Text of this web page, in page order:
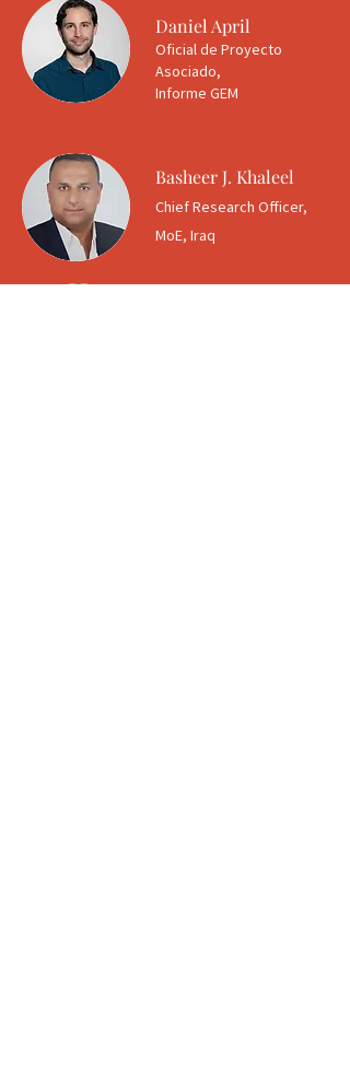
Daniel April
Oficial de Proyecto
Asociado,
Informe GEM
Basheer J. Khaleel
Chief Research Officer,
MoE, Iraq